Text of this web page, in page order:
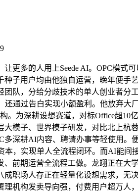
多的人用上Seede AI。OPC模式
子用户均由他独自运营，晚年便
队，分给分歧技术的单人创业者
通过告白实现小额盈利。他放弃
。为深耕设想赛道，对标Office超
模子、世界模子研发，对比北上杭
深耕AI内容、聘请办事等轻使用
，实现单人全流程闭环。而AI能
前期运营全流程工做。龙翊正在
职场人存正在轻量化设想需求，
机构发卖导向强，付费用户超万